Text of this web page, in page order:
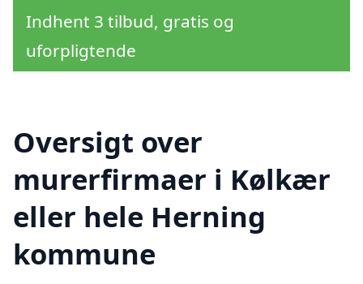
Indhent 3 tilbud, gratis og
uforpligtende
Oversigt over
murerfirmaer i Kølkær
eller hele Herning
kommune